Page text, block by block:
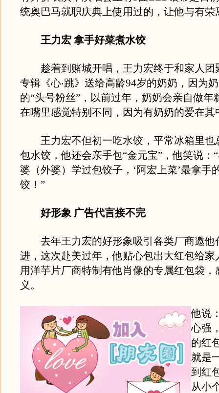
统奥巴马就职庆典上使用过的，让他与有荣
王力宏 拿手好菜煮水饺
趁着到赌城开唱，王力宏终于和家人团
专辑《心‧跳》送给高龄94岁的奶奶，因为
的“头号粉丝”，以前过年，奶奶会亲自做年
在嘴里感觉特别不同，因为有奶奶的爱在其
王力宏不但初一吃水饺，平常冰箱里也
包水饺，他还会亲手包“金元宝”，他笑说：
婆（外婆）学过包饺子，‘阿宏上菜’最拿手
饺！”
好形象 广告代言接不完
去年王力宏的好形象吸引各类厂商邀他
进，这次赴美过年，他贴心包出大红包给家
用洋芋片厂商特制有他肖像的专属红包袋，
义。
他说
心强
的红
就是
到红
从小